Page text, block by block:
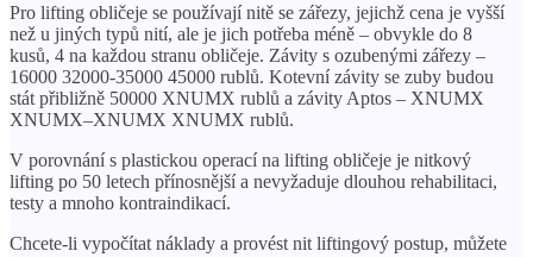
Pro lifting obličeje se používají nitě se zářezy, jejichž cena je vyšší
než u jiných typů nití, ale je jich potřeba méně – obvykle do 8
kusů, 4 na každou stranu obličeje. Závity s ozubenými zářezy –
16000 32000-35000 45000 rublů. Kotevní závity se zuby budou
stát přibližně 50000 XNUMX rublů a závity Aptos – XNUMX
XNUMX–XNUMX XNUMX rublů.
V porovnání s plastickou operací na lifting obličeje je nitkový
lifting po 50 letech přínosnější a nevyžaduje dlouhou rehabilitaci,
testy a mnoho kontraindikací.
Chcete-li vypočítat náklady a provést nit liftingový postup, můžete